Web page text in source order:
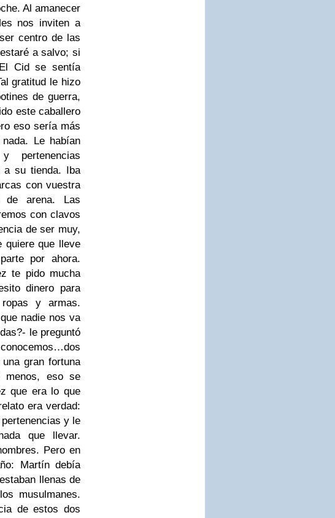
Al amanecer
nos inviten a
centro de las
a salvo; si
El Cid se sentía
gratitud le hizo
de guerra,
este caballero
eso sería más
Le habían
a su tienda. Iba
con vuestra
arena. Las
con clavos
de ser muy,
quiere que lleve
por ahora.
te pido mucha
dinero para
y armas.
nadie nos va
le preguntó
gran fortuna
menos, eso se
que era lo que
era verdad:
y le
que llevar.
Pero en
Martín debía
llenas de
musulmanes.
de estos dos